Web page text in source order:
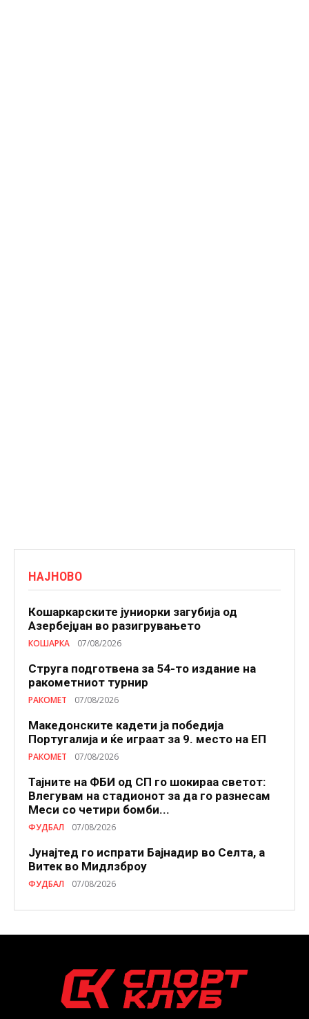
НАЈНОВО
Кошаркарските јуниорки загубија од
Азербејџан во разигрувањето
КОШАРКА 07/08/2026
Струга подготвена за 54-то издание на
ракометниот турнир
РАКОМЕТ 07/08/2026
Македонските кадети ја победија
Португалија и ќе играат за 9. место на ЕП
РАКОМЕТ 07/08/2026
Тајните на ФБИ од СП го шокираа светот:
Влегувам на стадионот за да го разнесам
Меси со четири бомби...
ФУДБАЛ 07/08/2026
Јунајтед го испрати Бајнадир во Селта, а
Витек во Мидлзброу
ФУДБАЛ 07/08/2026